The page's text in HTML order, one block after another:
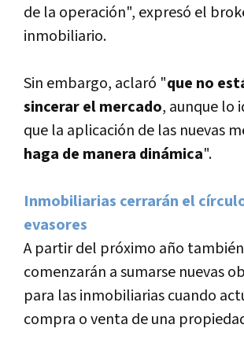
de la operación", expresó el
inmobiliario.
Sin embargo, aclaró "que no
sincerar el mercado, aunque lo
que la aplicación de las nuevas
haga de manera dinámica".
Inmobiliarias cerrarán el
evasores
A partir del próximo año también
comenzarán a sumarse nuevas
para las inmobiliarias cuando
compra o venta de una